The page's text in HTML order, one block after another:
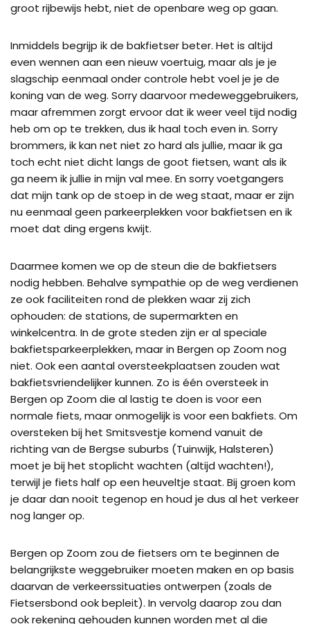
groot rijbewijs hebt, niet de openbare weg op gaan.
Inmiddels begrijp ik de bakfietser beter. Het is altijd
even wennen aan een nieuw voertuig, maar als je je
slagschip eenmaal onder controle hebt voel je je de
koning van de weg. Sorry daarvoor medeweggebruikers,
maar afremmen zorgt ervoor dat ik weer veel tijd nodig
heb om op te trekken, dus ik haal toch even in. Sorry
brommers, ik kan net niet zo hard als jullie, maar ik ga
toch echt niet dicht langs de goot fietsen, want als ik
ga neem ik jullie in mijn val mee. En sorry voetgangers
dat mijn tank op de stoep in de weg staat, maar er zijn
nu eenmaal geen parkeerplekken voor bakfietsen en ik
moet dat ding ergens kwijt.
Daarmee komen we op de steun die de bakfietsers
nodig hebben. Behalve sympathie op de weg verdienen
ze ook faciliteiten rond de plekken waar zij zich
ophouden: de stations, de supermarkten en
winkelcentra. In de grote steden zijn er al speciale
bakfietsparkeerplekken, maar in Bergen op Zoom nog
niet. Ook een aantal oversteekplaatsen zouden wat
bakfietsvriendelijker kunnen. Zo is één oversteek in
Bergen op Zoom die al lastig te doen is voor een
normale fiets, maar onmogelijk is voor een bakfiets. Om
oversteken bij het Smitsvestje komend vanuit de
richting van de Bergse suburbs (Tuinwijk, Halsteren)
moet je bij het stoplicht wachten (altijd wachten!),
terwijl je fiets half op een heuveltje staat. Bij groen kom
je daar dan nooit tegenop en houd je dus al het verkeer
nog langer op.
Bergen op Zoom zou de fietsers om te beginnen de
belangrijkste weggebruiker moeten maken en op basis
daarvan de verkeerssituaties ontwerpen (zoals de
Fietsersbond ook bepleit). In vervolg daarop zou dan
ook rekening gehouden kunnen worden met al die